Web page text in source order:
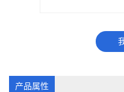
产品属性